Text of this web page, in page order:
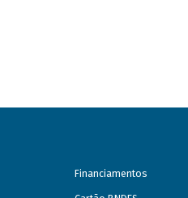
Financiamentos